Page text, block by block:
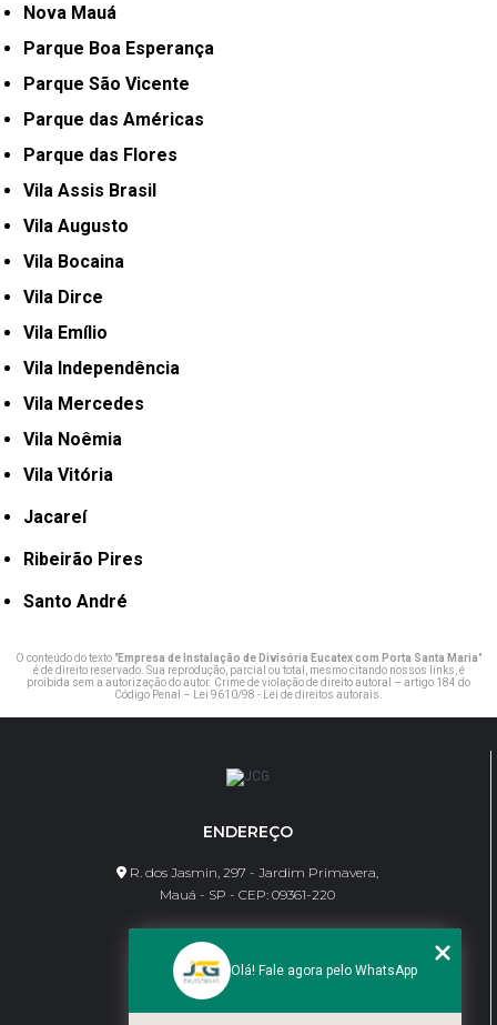
Nova Mauá
Parque Boa Esperança
Parque São Vicente
Parque das Américas
Parque das Flores
Vila Assis Brasil
Vila Augusto
Vila Bocaina
Vila Dirce
Vila Emílio
Vila Independência
Vila Mercedes
Vila Noêmia
Vila Vitória
Jacareí
Ribeirão Pires
Santo André
O conteúdo do texto "Empresa de Instalação de Divisória Eucatex com Porta Santa Maria"
é de direito reservado. Sua reprodução, parcial ou total, mesmo citando nossos links, é
proibida sem a autorização do autor. Crime de violação de direito autoral – artigo 184 do
Código Penal –
Lei 9610/98 - Lei de direitos autorais
ENDEREÇO
R. dos Jasmin, 297 - Jardim Primavera,
Mauá - SP - CEP: 09361-220
CONTATO
(11) 95462-8630
bene@jcgdivisorias.com
Olá! Fale agora pelo WhatsApp